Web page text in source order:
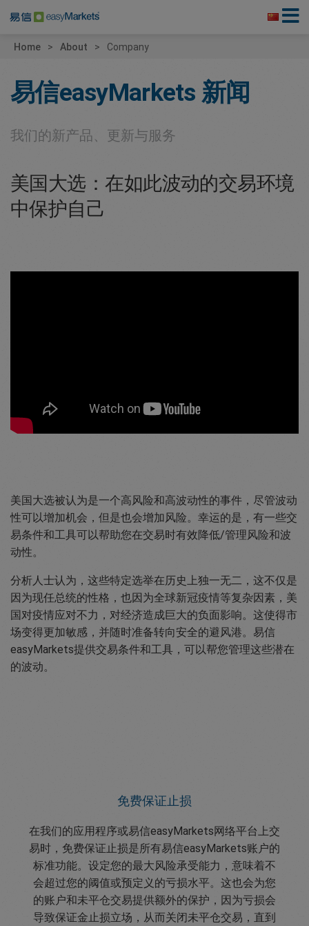
Home About Company
易信easyMarkets 新闻
我们的新产品、更新与服务
美国大选：在如此波动的交易环境
中保护自己
美国大选被认为是一个高风险和高波动性的事件，尽管波动
性可以增加机会，但是也会增加风险。幸运的是，有一些交
易条件和工具可以帮助您在交易时有效降低/管理风险和波
动性。
分析人士认为，这些特定选举在历史上独一无二，这不仅是
因为现任总统的性格，也因为全球新冠疫情等复杂因素，美
国对疫情应对不力，对经济造成巨大的负面影响。这使得市
场变得更加敏感，并随时准备转向安全的避风港。易信
easyMarkets提供交易条件和工具，可以帮您管理这些潜在
的波动。
免费保证止损
在我们的应用程序或易信easyMarkets网络平台上交
易时，免费保证止损是所有易信easyMarkets账户的
标准功能。设定您的最大风险承受能力，意味着不
会超过您的阈值或预定义的亏损水平。这也会为您
的账户和未平仓交易提供额外的保护，因为亏损会
导致保证金止损立场，从而关闭未平仓交易，直到